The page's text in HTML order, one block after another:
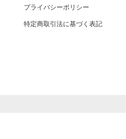
プライバシーポリシー
特定商取引法に基づく表記